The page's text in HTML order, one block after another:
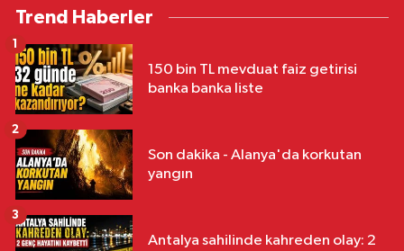
Trend Haberler
150 bin TL mevduat faiz getirisi
banka banka liste
1
Son dakika - Alanya'da korkutan
yangın
2
Antalya sahilinde kahreden olay: 2
3